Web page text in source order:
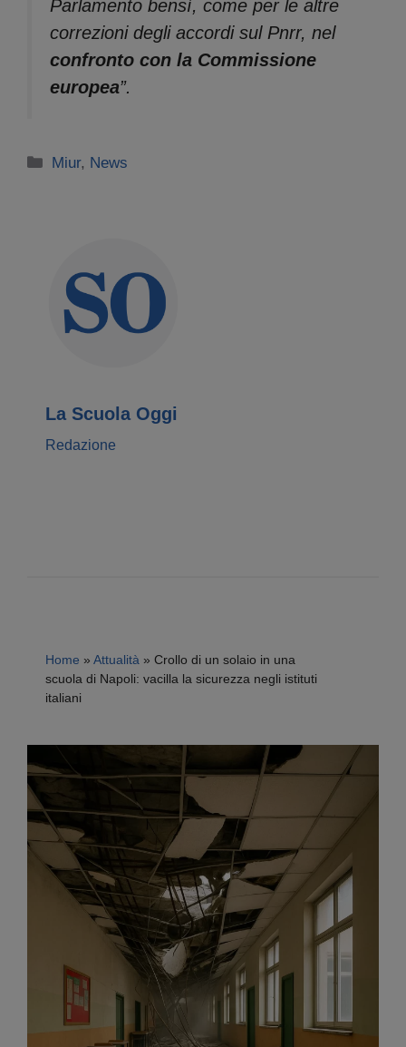
Parlamento bensì, come per le altre
correzioni degli accordi sul Pnrr, nel
confronto con la Commissione
europea”.
Categorie
Miur, News
La Scuola Oggi
Redazione
Home » Attualità » Crollo di un solaio in una
scuola di Napoli: vacilla la sicurezza negli istituti
italiani